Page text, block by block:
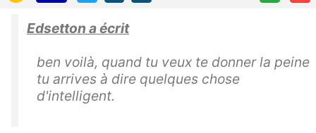
Edsetton a écrit
ben voilà, quand tu veux te donner la peine
tu arrives à dire quelques chose
d'intelligent.